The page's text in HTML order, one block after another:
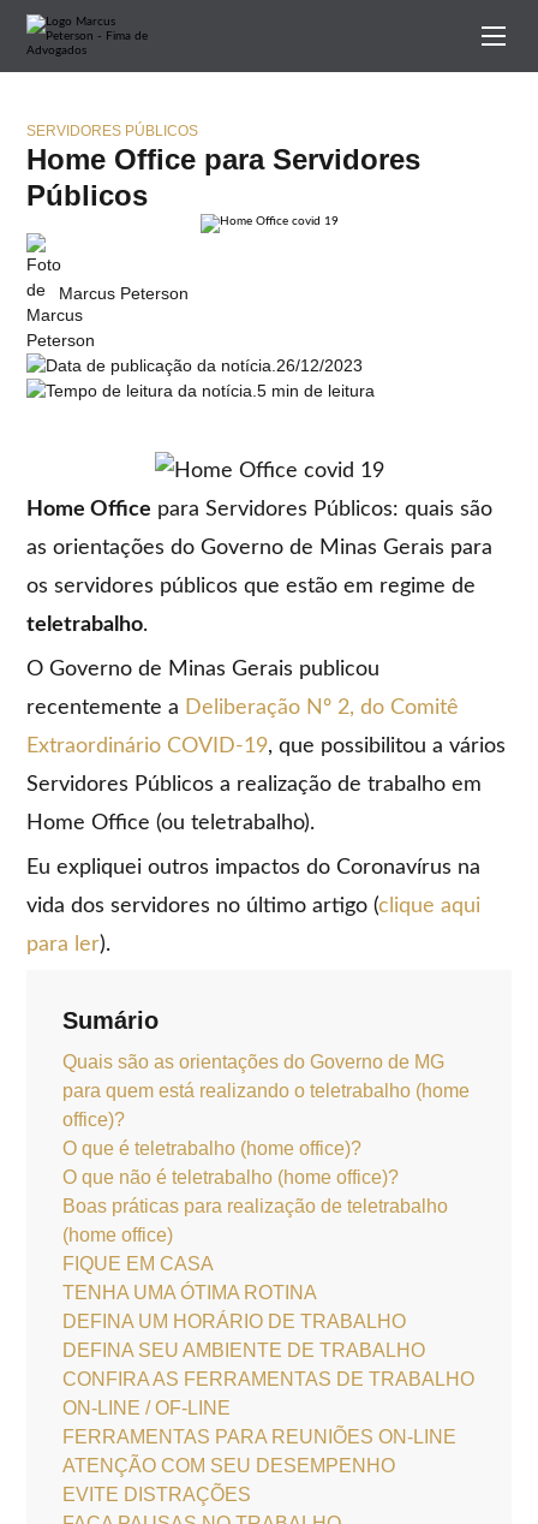
SERVIDORES PÚBLICOS
Home Office para Servidores
Públicos
Marcus Peterson
26/12/2023
5 min de leitura
Home Office para Servidores Públicos: quais são
as orientações do Governo de Minas Gerais para
os servidores públicos que estão em regime de
teletrabalho.
O Governo de Minas Gerais publicou
recentemente a Deliberação Nº 2, do Comitê
Extraordinário COVID-19, que possibilitou a vários
Servidores Públicos a realização de trabalho em
Home Office (ou teletrabalho).
Eu expliquei outros impactos do Coronavírus na
vida dos servidores no último artigo (clique aqui
para ler).
Sumário
Quais são as orientações do Governo de MG
para quem está realizando o teletrabalho (home
office)?
O que é teletrabalho (home office)?
O que não é teletrabalho (home office)?
Boas práticas para realização de teletrabalho
(home office)
FIQUE EM CASA
TENHA UMA ÓTIMA ROTINA
DEFINA UM HORÁRIO DE TRABALHO
DEFINA SEU AMBIENTE DE TRABALHO
CONFIRA AS FERRAMENTAS DE TRABALHO
ON-LINE / OF-LINE
FERRAMENTAS PARA REUNIÕES ON-LINE
ATENÇÃO COM SEU DESEMPENHO
EVITE DISTRAÇÕES